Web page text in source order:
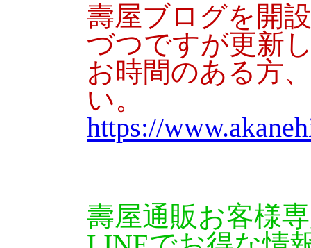
壽屋ブログを開
づつですが更新
お時間のある方
い。
https://
壽屋通販お客様